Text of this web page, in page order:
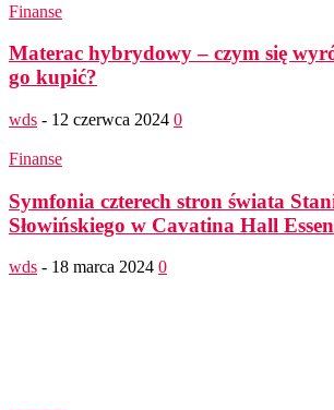
Finanse
Materac hybrydowy – czym się
go kupić?
wds - 12 czerwca 2024 0
Finanse
Symfonia czterech stron świata
Słowińskiego w Cavatina Hall
wds - 18 marca 2024 0